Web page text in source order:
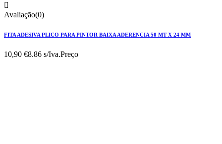

Avaliação(0)
FITA ADESIVA PLICO PARA PINTOR BAIXA ADERENCIA 50 MT X 24 MM
10,90 €8.86 s/Iva.Preço